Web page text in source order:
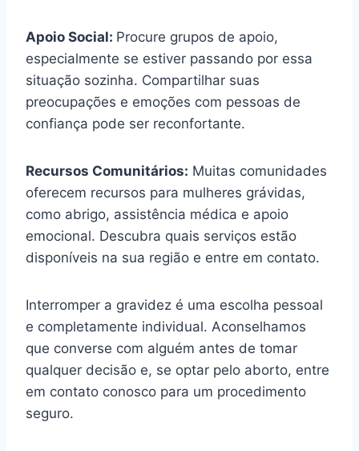
Apoio Social: Procure grupos de apoio,
especialmente se estiver passando por essa
situação sozinha. Compartilhar suas
preocupações e emoções com pessoas de
confiança pode ser reconfortante.
Recursos Comunitários: Muitas comunidades
oferecem recursos para mulheres grávidas,
como abrigo, assistência médica e apoio
emocional. Descubra quais serviços estão
disponíveis na sua região e entre em contato.
Interromper a gravidez é uma escolha pessoal
e completamente individual. Aconselhamos
que converse com alguém antes de tomar
qualquer decisão e, se optar pelo aborto, entre
em contato conosco para um procedimento
seguro.